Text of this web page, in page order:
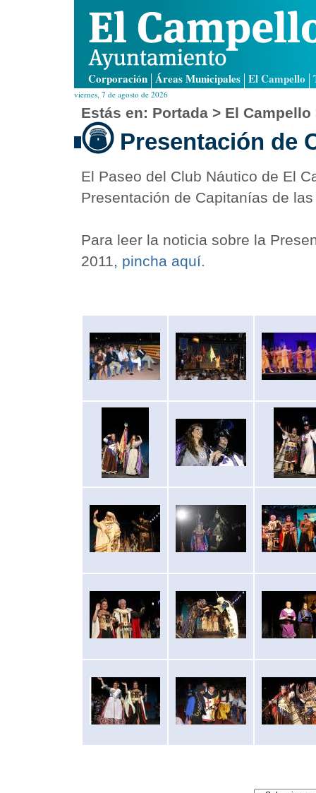
Corporación Áreas Municipales El Campello
viernes, 7 de agosto de 2026
Estás en: Portada > El
Presentación de
El Paseo del Club Náutico de El
Presentación de Capitanías de
Para leer la noticia sobre la
2011, pincha aquí.